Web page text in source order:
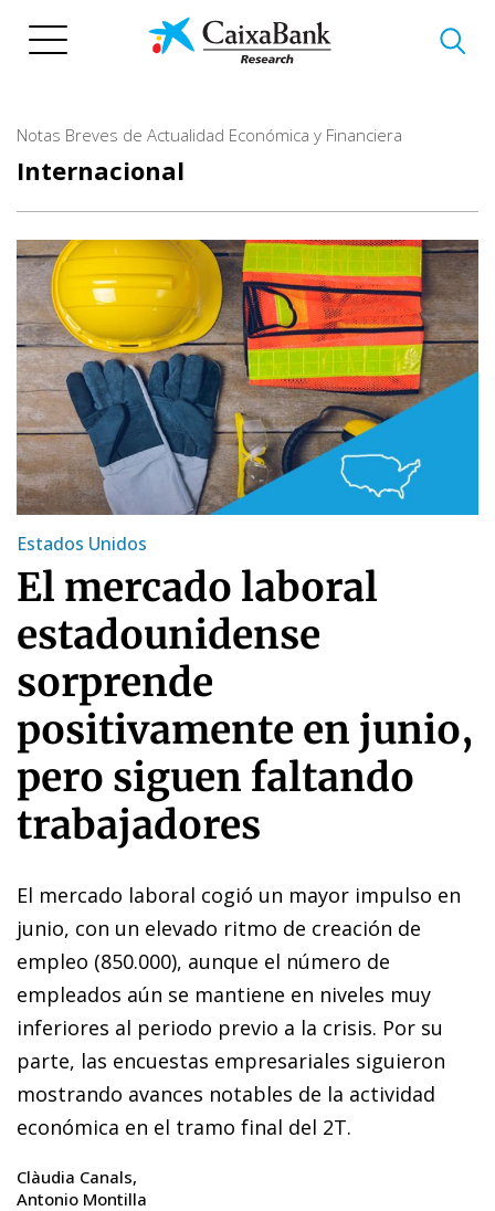
Notas Breves de Actualidad Económica y Financiera
Internacional
Estados Unidos
El mercado laboral
estadounidense
sorprende
positivamente en junio,
pero siguen faltando
trabajadores
El mercado laboral cogió un mayor impulso en
junio, con un elevado ritmo de creación de
empleo (850.000), aunque el número de
empleados aún se mantiene en niveles muy
inferiores al periodo previo a la crisis. Por su
parte, las encuestas empresariales siguieron
mostrando avances notables de la actividad
económica en el tramo final del 2T.
Clàudia Canals
Antonio Montilla